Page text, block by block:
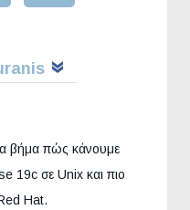
βήμα πώς κάνουμε
19c σε Unix και πιο
Hat.